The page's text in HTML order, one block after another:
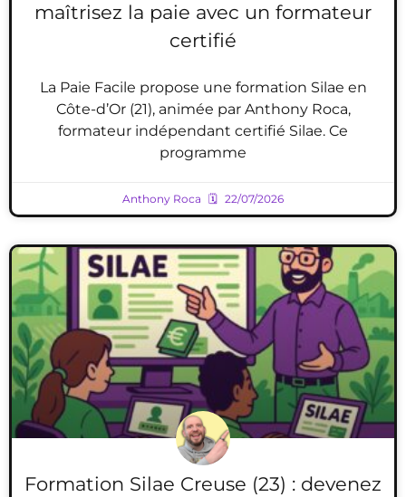
maîtrisez la paie avec un formateur
certifié
La Paie Facile propose une formation Silae en
Côte-d’Or (21), animée par Anthony Roca,
formateur indépendant certifié Silae. Ce
programme
Anthony Roca 22/07/2026
Formation Silae Creuse (23) : devenez